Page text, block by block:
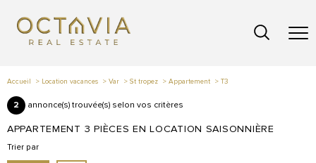
Accueil Location vacances Var St tropez Appartement T3
2 annonce(s) trouvée(s) selon vos critères
APPARTEMENT 3 PIÈCES EN LOCATION SAISONNIÈRE
Trier par